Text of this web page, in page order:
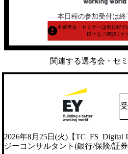
本日程の参加受付は終
本選考会・セミナーは別日程で
以下をご確認くだ
関連する選考会・セ
2026年8月25日(火)【TC_FS_Digital
ジーコンサルタント(銀行/保険/証